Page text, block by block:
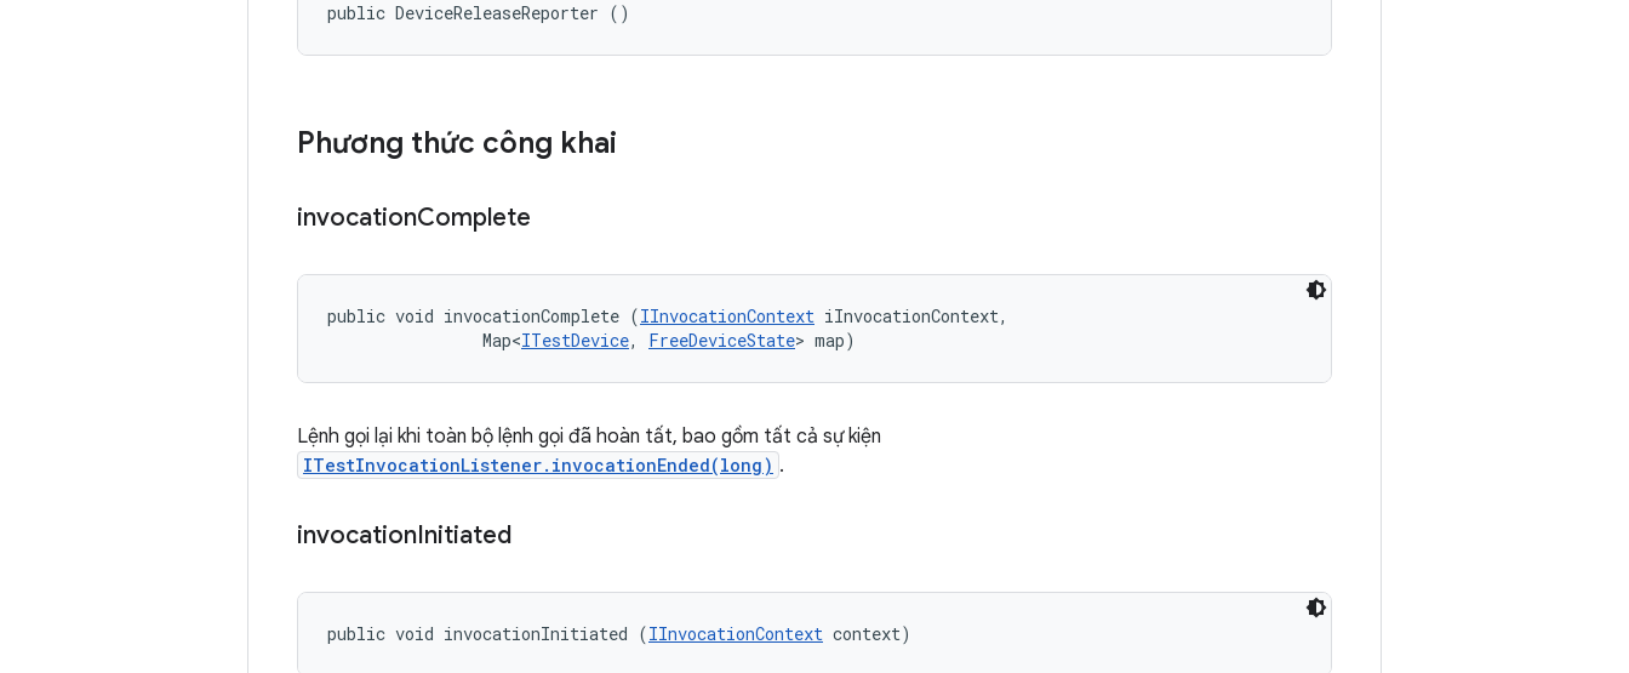
public DeviceReleaseReporter ()
Phương thức công khai
invocationComplete
public void invocationComplete (IInvocationContext iInvocationContext,
                Map<
ITestDevice, FreeDeviceState> map)
Lệnh gọi lại khi toàn bộ lệnh gọi đã hoàn tất, bao gồm tất cả sự kiện
ITestInvocationListener.invocationEnded(long) .
invocationInitiated
public void invocationInitiated (IInvocationContext context)